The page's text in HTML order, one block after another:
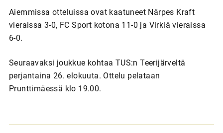
Aiemmissa otteluissa ovat kaatuneet Närpes Kraft
vieraissa 3-0, FC Sport kotona 11-0 ja Virkiä vieraissa
6-0.
Seuraavaksi joukkue kohtaa TUS:n Teerijärveltä
perjantaina 26. elokuuta. Ottelu pelataan
Prunttimäessä klo 19.00.